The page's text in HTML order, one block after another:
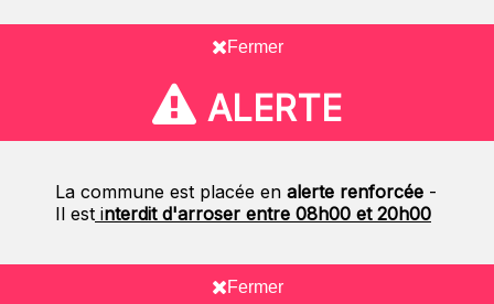
Fermer
ALERTE
La commune est placée en alerte renforcée -
Il est interdit d'arroser entre 08h00 et 20h00
Fermer